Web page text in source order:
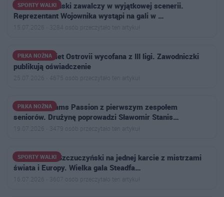
SPORTY WALKI
Szymon Rosiński zawalczy w wyjątkowej scenerii.
Reprezentant Wojownika wystąpi na gali w …
15.07.2026 · 3284 osób przeczytało ten artykuł
PIŁKA NOŻNA
Drużyna kobiet Ostrovii wycofana z III ligi. Zawodniczki
publikują oświadczenie
25.07.2026 · 4675 osób przeczytało ten artykuł
PIŁKA NOŻNA
Football Dreams Passion z pierwszym zespołem
seniorów. Drużynę poprowadzi Sławomir Stanis…
19.07.2026 · 3479 osób przeczytało ten artykuł
SPORTY WALKI
Przemysław Szczuczyński na jednej karcie z mistrzami
świata i Europy. Wielka gala Steadfa…
16.07.2026 · 3607 osób przeczytało ten artykuł